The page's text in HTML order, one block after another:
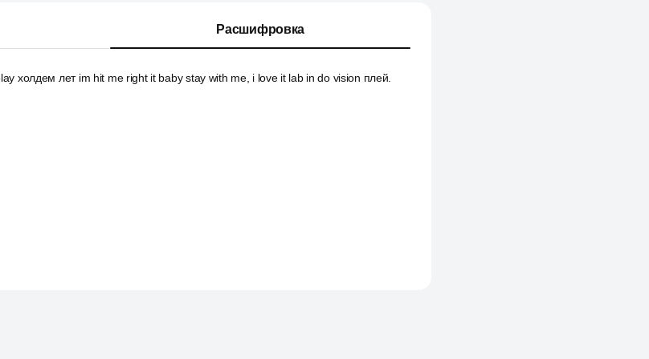
Расшифровка
холдем лет im hit me right it baby stay with me, i love it lab in do vision плей.